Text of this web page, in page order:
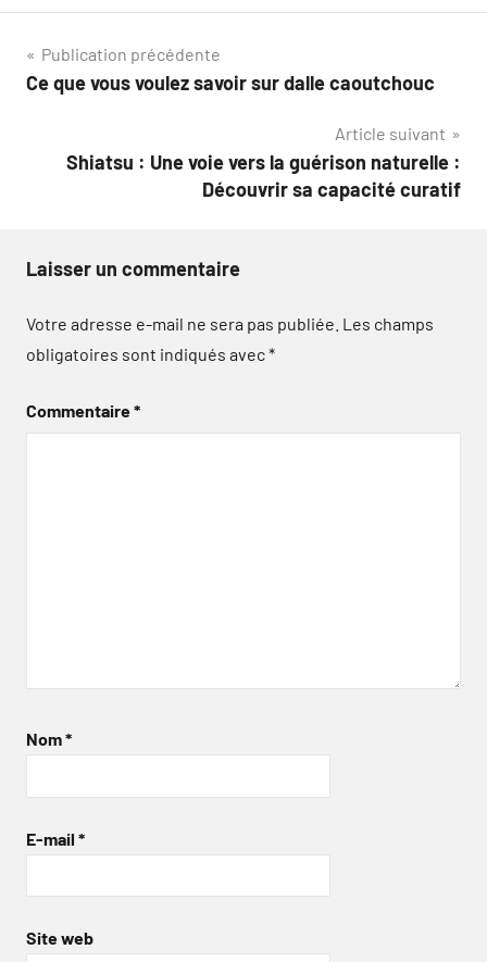
Navigation
de
Publication précédente
Ce que vous voulez savoir sur dalle caoutchouc
Article suivant
Shiatsu : Une voie vers la guérison naturelle :
Découvrir sa capacité curatif
Laisser un commentaire
Votre adresse e-mail ne sera pas publiée. Les champs
obligatoires sont indiqués avec*
Commentaire*
Nom*
E-mail *
Site web